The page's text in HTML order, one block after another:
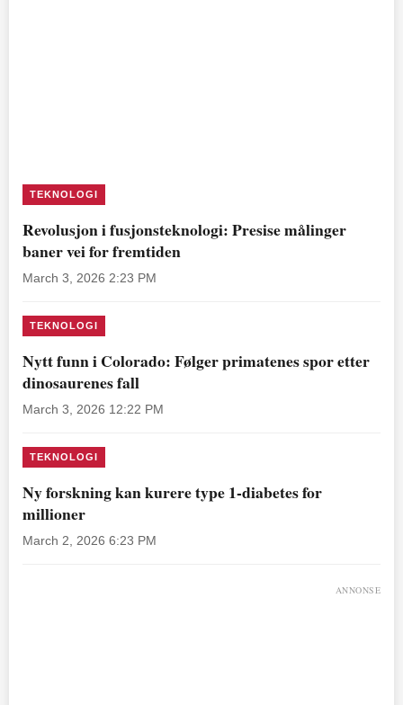
TEKNOLOGI
Revolusjon i fusjonsteknologi: Presise målinger
baner vei for fremtiden
March 3, 2026 2:23 PM
TEKNOLOGI
Nytt funn i Colorado: Følger primatenes spor etter
dinosaurenes fall
March 3, 2026 12:22 PM
TEKNOLOGI
Ny forskning kan kurere type 1-diabetes for
millioner
March 2, 2026 6:23 PM
ANNONSE